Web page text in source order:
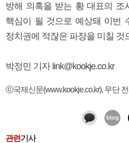
방해 의혹을 받는 황 대표의 조
핵심이 될 것으로 예상돼 이번
정치권에 적잖은 파장을 미칠 것
박정민 기자 link@kookje.co.kr
ⓒ국제신문(www.kookje.co.kr), 무단
관련기사